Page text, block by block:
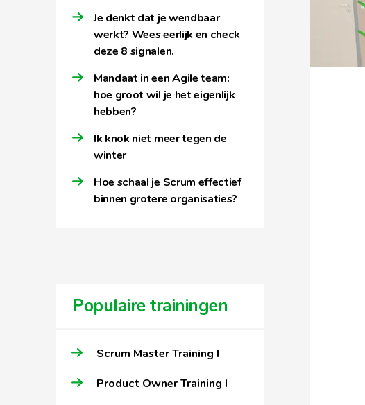
Je denkt dat je wendbaar
werkt? Wees eerlijk en check
deze 8 signalen.
Mandaat in een Agile team:
hoe groot wil je het eigenlijk
hebben?
Ik knok niet meer tegen de
winter
Hoe schaal je Scrum effectief
binnen grotere organisaties?
Populaire trainingen
Scrum Master Training I
Product Owner Training I